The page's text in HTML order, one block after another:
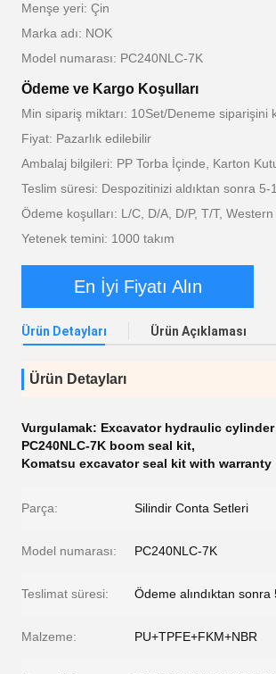
Menşe yeri: Çin
Marka adı: NOK
Model numarası: PC240NLC-7K
Ödeme ve Kargo Koşulları
Min sipariş miktarı: 10Set/Deneme siparişini
Fiyat: Pazarlık edilebilir
Ambalaj bilgileri: PP Torba İçinde, Karton
Teslim süresi: Despozitinizi aldıktan sonra 5-
Ödeme koşulları: L/C, D/A, D/P, T/T, Western
Yetenek temini: 1000 takım
En İyi Fiyatı Alın
Ürün Detayları Ürün Açıklaması
Ürün Detayları
Vurgulamak: Excavator hydraulic
PC240NLC-7K boom seal kit,
Komatsu excavator seal kit with warranty
Parça: Silindir Conta Setleri
Model numarası: PC240NLC-7K
Teslimat süresi: Ödeme alındıktan sonra
Malzeme: PU+TPFE+FKM+NBR